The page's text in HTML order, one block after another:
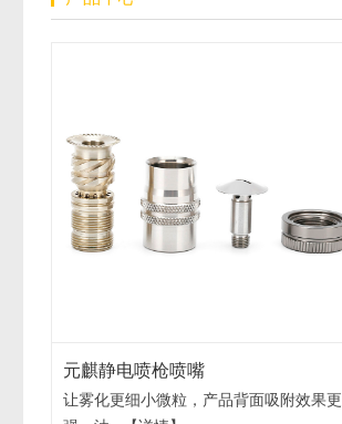
元麒静电喷枪喷嘴
让雾化更细小微粒，产品背面吸附效果更